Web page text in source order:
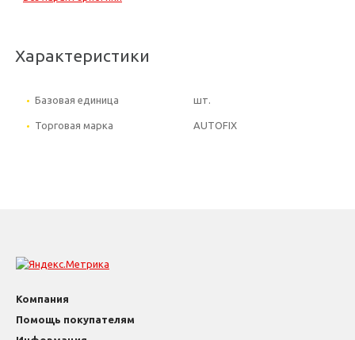
Характеристики
Базовая единица шт.
Торговая марка AUTOFIX
Компания
Помощь покупателям